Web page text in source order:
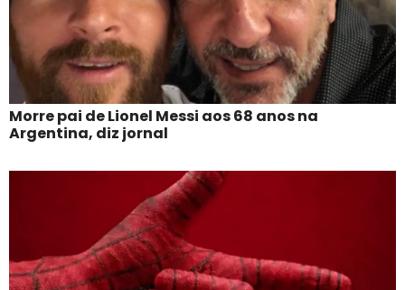
Morre pai de Lionel Messi aos 68 anos na
Argentina, diz jornal